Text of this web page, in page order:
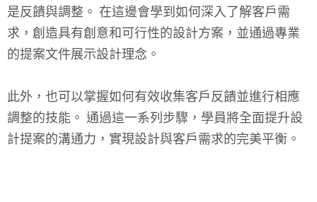
是反饋與調整。 在這邊會學到如何深入了解客戶需
求，創造具有創意和可行性的設計方案，並通過專業
的提案文件展示設計理念。
此外，也可以掌握如何有效收集客戶反饋並進行相應
調整的技能。 通過這一系列步驟，學員將全面提升設
計提案的溝通力，實現設計與客戶需求的完美平衡。